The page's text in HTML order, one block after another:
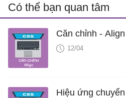
Có thể bạn quan tâm
Căn chỉnh -
12/04
Hiệu ứng